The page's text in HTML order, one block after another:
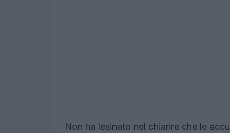
Non ha lesinato nel chiarire che le